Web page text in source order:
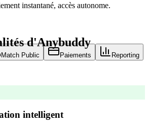
instantané, accès autonome.
d'Anybuddy
Match Public Paiements Reporting
intelligent